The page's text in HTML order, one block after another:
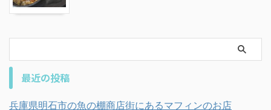
最近の投稿
兵庫県明石市の魚の棚商店街にあるマフィンのお店